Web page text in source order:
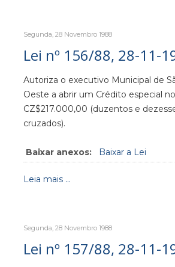
Segunda, 28 Novembro 1988
Lei nº 156/88, 28-11-
Autoriza o executivo Municipal de
Oeste a abrir um Crédito especial
CZ$217.000,00 (duzentos e
cruzados).
Baixar anexos: Baixar a Lei
Leia mais ...
Segunda, 28 Novembro 1988
Lei nº 157/88, 28-11-